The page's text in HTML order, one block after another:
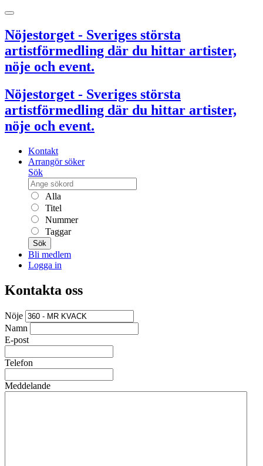
Nöjestorget - Sveriges största
artistförmedling där du hittar artister,
nöje och event.
Nöjestorget - Sveriges största
artistförmedling där du hittar artister,
nöje och event.
Kontakt
Arrangör söker
Sök
Alla
Titel
Nummer
Taggar
Sök
Bli medlem
Logga in
Kontakta oss
Nöje
Namn
E-post
Telefon
Meddelande